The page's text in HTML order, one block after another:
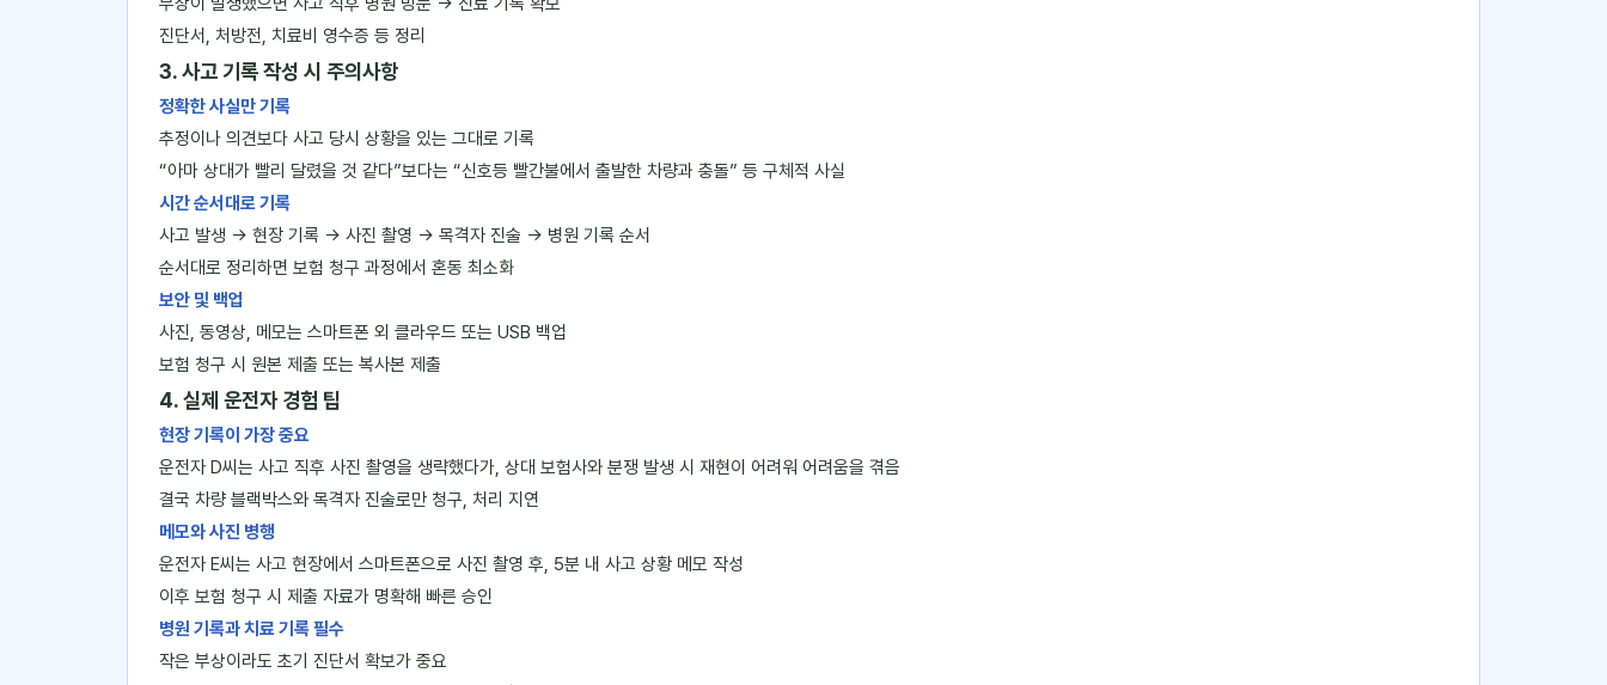
진단서, 처방전, 치료비 영수증 등 정리
3. 사고 기록 작성 시 주의사항
정확한 사실만 기록
추정이나 의견보다 사고 당시 상황을 있는 그대로 기록
“아마 상대가 빨리 달렸을 것 같다”보다는 “신호등 빨간불에서 출발한 차량과 충돌” 등 구체적 사실
시간 순서대로 기록
사고 발생 → 현장 기록 → 사진 촬영 → 목격자 진술 → 병원 기록 순서
순서대로 정리하면 보험 청구 과정에서 혼동 최소화
보안 및 백업
사진, 동영상, 메모는 스마트폰 외 클라우드 또는 USB 백업
보험 청구 시 원본 제출 또는 복사본 제출
4. 실제 운전자 경험 팁
현장 기록이 가장 중요
운전자 D씨는 사고 직후 사진 촬영을 생략했다가, 상대 보험사와 분쟁 발생 시 재현이 어려워 어려움을 겪음
결국 차량 블랙박스와 목격자 진술로만 청구, 처리 지연
메모와 사진 병행
운전자 E씨는 사고 현장에서 스마트폰으로 사진 촬영 후, 5분 내 사고 상황 메모 작성
이후 보험 청구 시 제출 자료가 명확해 빠른 승인
병원 기록과 치료 기록 필수
작은 부상이라도 초기 진단서 확보가 중요